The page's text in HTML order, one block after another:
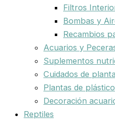
Filtros
Bombas y
Recambios
Acuarios y
Suplementos
Cuidados de
Plantas de plástico
Decoración
Reptiles